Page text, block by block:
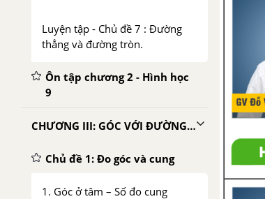
Luyện tập - Chủ đề 7 : Đường
thẳng và đường tròn.
Ôn tập chương 2 - Hình học
9
CHƯƠNG III: GÓC VỚI ĐƯỜNG TRÒN
Chủ đề 1: Đo góc và cung
1. Góc ở tâm – Số đo cung